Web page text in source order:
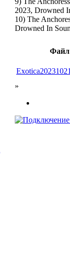
2023, Drowned
10) The
Drowned In
Файл
»